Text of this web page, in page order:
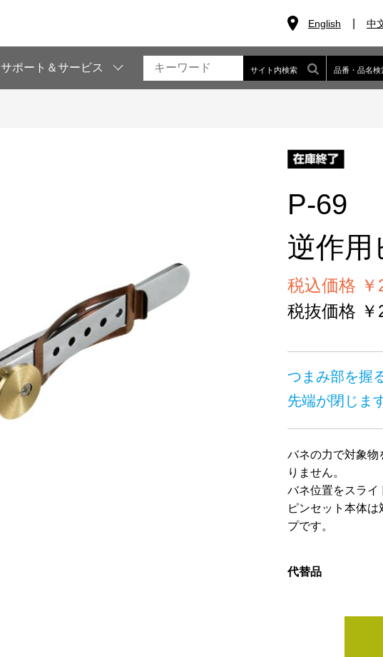
English 中
サポート＆サービス サイト内検索 品番・品名検
P-69
逆作用
税込価格 ￥
税抜価格 ￥
つまみ部を握
先端が閉じま
バネの力で対象物
りません。
バネ位置をスライ
ピンセット本体
プです。
代替品